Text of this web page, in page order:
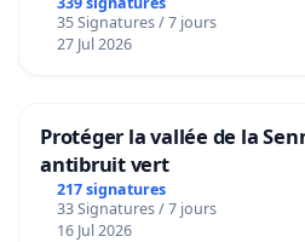
35 Signatures / 7 jours
27 Jul 2026
Protéger la vallée de la
antibruit vert
217 signatures
33 Signatures / 7 jours
16 Jul 2026